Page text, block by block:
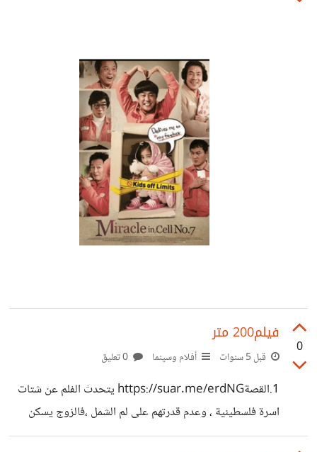
0
فيلم200 متر
قبل 5 سنوات أفلام وسينما
1.القصةhttps://suar.me/erdNG يتحدث الفلم عن شتات
اسرة فلسطينية ، وعدم قدرتهم على لم الشمل ،فالزوج يسكن
بالاراضى الفلسطينية امام الجدار العازل،اما الزوجة . .فهى من